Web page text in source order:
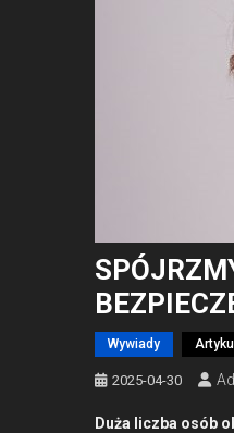
Wywiady
2025-04-30
Duża licz­ba osób